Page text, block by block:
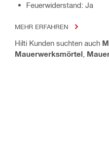
Feuerwiderstand: Ja
MEHR ERFAHREN
Hilti Kunden suchten auch
Mauerwerksmörtel